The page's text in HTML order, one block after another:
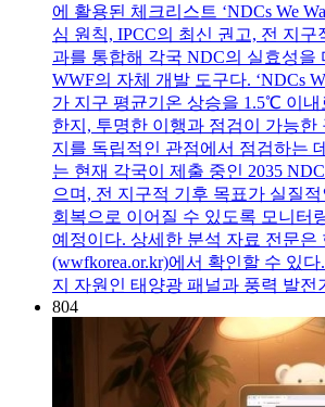
에 활용된 체크리스트 ‘NDCs We
심 원칙, IPCC의 최신 권고, 전 지구
과를 통합해 각국 NDC의 실효성을
WWF의 자체 개발 도구다. ‘NDCs
가 지구 평균기온 상승을 1.5℃ 이
한지, 투명한 이행과 점검이 가능한
지를 독립적인 관점에서 점검하는
는 현재 각국이 제출 중인 2035
으며, 전 지구적 기후 목표가 실질
회복으로 이어질 수 있도록 모니터
예정이다. 상세한 분석 자료 전문은
(wwfkorea.or.kr)에서 확인할 수 있
지 자원인 태양광 패널과 풍력 발전
804